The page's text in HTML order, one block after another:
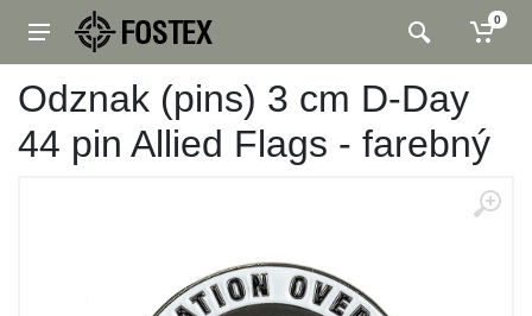
0
Odznak (pins) 3 cm D-Day
44 pin Allied Flags - farebný